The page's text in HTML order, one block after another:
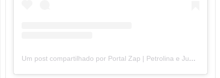
Um post compartilhado por Portal Zap | Petrolina e Juazeiro (@portalzap)